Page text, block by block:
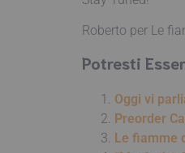
Roberto per Le
Potresti
Oggi vi
Preorder
Le fiamme